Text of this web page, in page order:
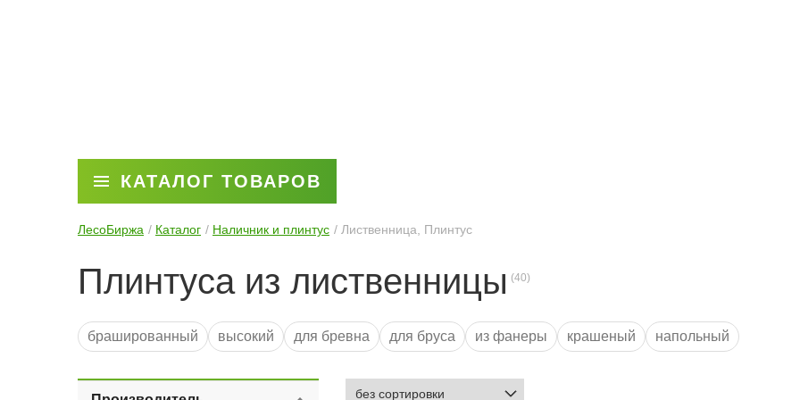
КАТАЛОГ ТОВАРОВ
ЛесоБиржа Каталог Наличник и плинтус Лиственница, Плинтус
Плинтуса из лиственницы
брашированный высокий для бревна для бруса из фанеры крашеный напольный